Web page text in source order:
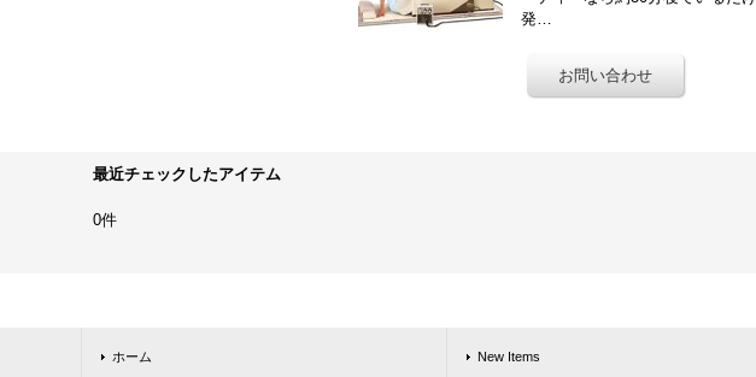
発…
最近チェックしたアイテム
0件
ホーム New Items